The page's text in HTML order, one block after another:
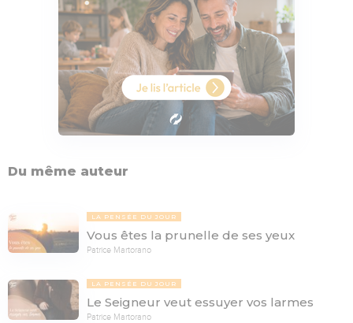
Du même auteur
LA PENSÉE DU JOUR
Vous êtes la prunelle de ses yeux
Patrice Martorano
LA PENSÉE DU JOUR
Le Seigneur veut essuyer vos larmes
Patrice Martorano